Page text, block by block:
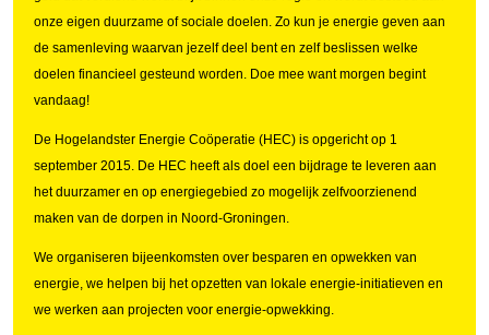
onze eigen duurzame of sociale doelen. Zo kun je energie geven aan
de samenleving waarvan jezelf deel bent en zelf beslissen welke
doelen financieel gesteund worden. Doe mee want morgen begint
vandaag!
De Hogelandster Energie Coöperatie (HEC) is opgericht op 1
september 2015. De HEC heeft als doel een bijdrage te leveren aan
het duurzamer en op energiegebied zo mogelijk zelfvoorzienend
maken van de dorpen in Noord-Groningen.
We organiseren bijeenkomsten over besparen en opwekken van
energie, we helpen bij het opzetten van lokale energie-initiatieven en
we werken aan projecten voor energie-opwekking.